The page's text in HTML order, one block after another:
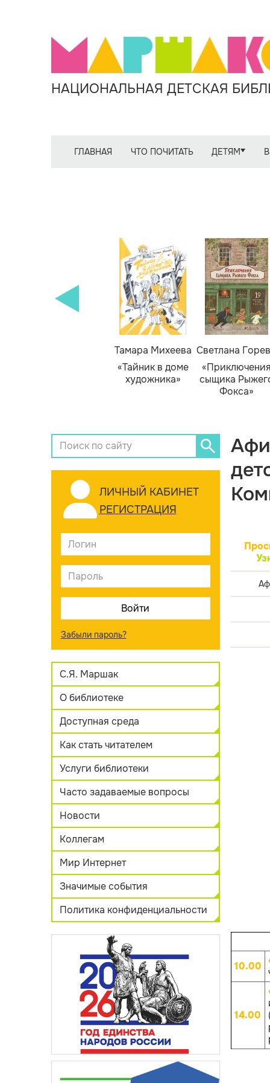
НАЦИОНАЛЬНАЯ ДЕТСКАЯ
ГЛАВНАЯ ЧТО ПОЧИТАТЬ ДЕТЯМ
Тамара Михеева
«Тайник в доме
художника»
Светлана
сыщика
Фокса»
ЛИЧНЫЙ КАБИНЕТ
РЕГИСТРАЦИЯ
Забыли пароль?
С.Я. Маршак
О библиотеке
Доступная среда
Как стать читателем
Услуги библиотеки
Часто задаваемые вопросы
Новости
Коллегам
Мир Интернет
Значимые события
Политика конфиденциальности
10.00
14.00